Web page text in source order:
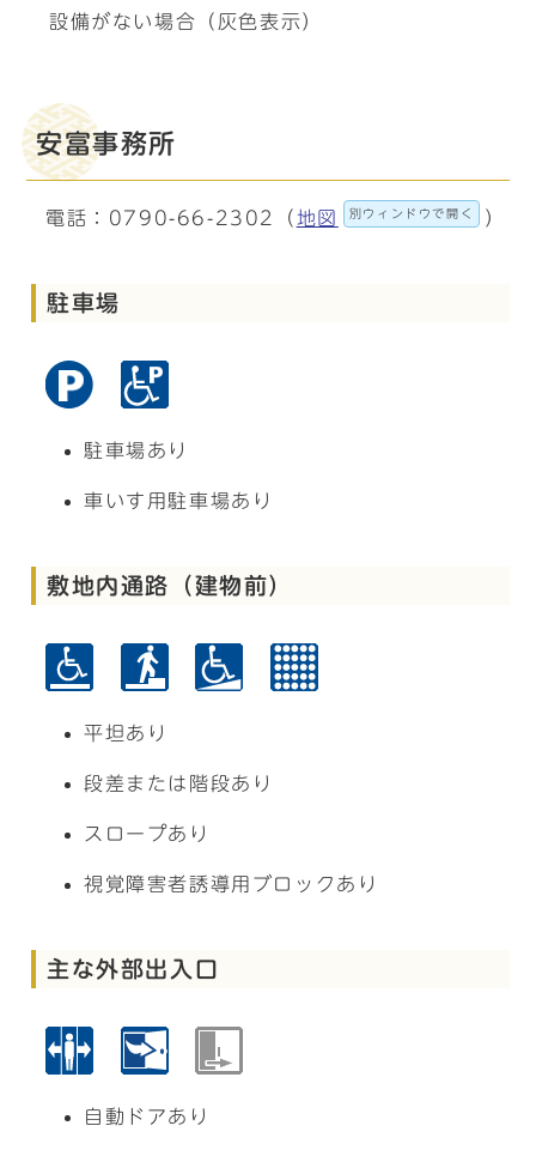
設備がない場合（灰色表示）
安富事務所
電話：0790-66-2302（ 地図 別ウィンドウで開く ）
駐車場
駐車場あり
車いす用駐車場あり
敷地内通路（建物前）
平坦あり
段差または階段あり
スロープあり
視覚障害者誘導用ブロックあり
主な外部出入口
自動ドアあり